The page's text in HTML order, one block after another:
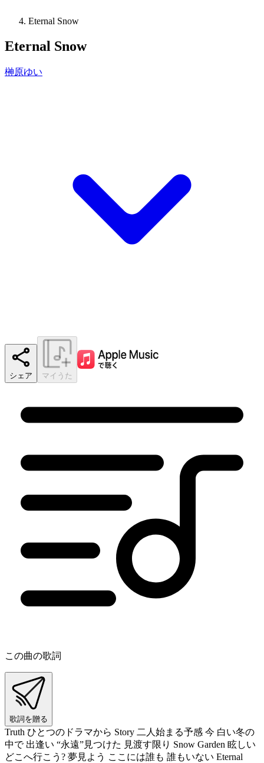
Eternal Snow
Eternal Snow
榊原ゆい
シェア マイうた
この曲の歌詞
歌詞を贈る
Truth ひとつのドラマから Story 二人始まる予感 今 白い冬の
中で 出逢い “永遠”見つけた 見渡す限り Snow Garden 眩しい
どこへ行こう? 夢見よう ここには誰も 誰もいない Eternal